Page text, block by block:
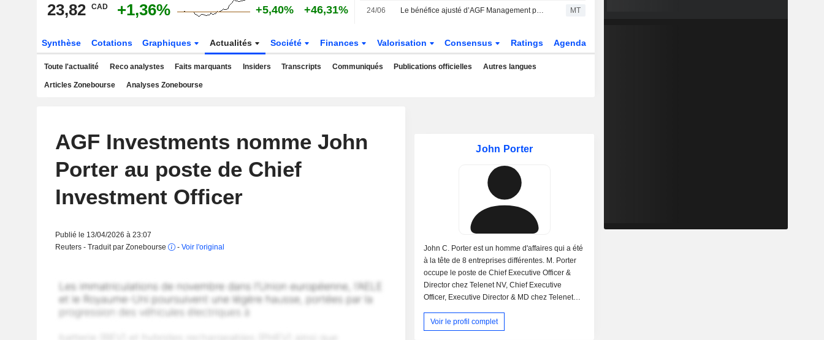
23,82 CAD +1,36% +5,40% +46,31% 24/06 Le bénéfice ajusté d’AGF Management progresse au T2 de l’exercice ; un dividende de 0,135 $ CA est annoncé MT
Synthèse Cotations Graphiques Actualités Société Finances Valorisation Consensus Ratings Agenda
Toute l'actualité Reco analystes Faits marquants Insiders Transcripts Communiqués Publications officielles Autres langues
Articles Zonebourse Analyses Zonebourse
AGF Investments nomme John
Porter au poste de Chief
Investment Officer
Publié le 13/04/2026 à 23:07
Reuters - Traduit par Zonebourse
- Voir l'original
John Porter
John C. Porter est un homme d'affaires qui a été
à la tête de 8 entreprises différentes. M. Porter
occupe le poste de Chief Executive Officer &
Director chez Telenet NV, Chief Executive
Officer, Executive Director & MD chez Telenet
Director chez Telenet Group NV. Dans le passé,
Voir le profil complet